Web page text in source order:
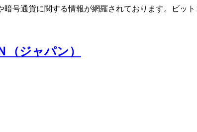
暗号通貨に関する情報が網羅されております。ビ